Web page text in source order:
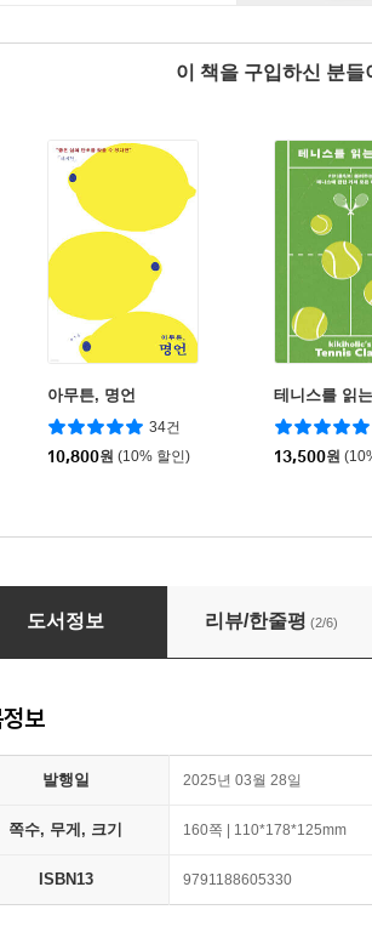
이 책을 구입하신 분
아무튼, 명언
34건
10,800원 (10% 할인)
테니스를 읽
13,500원
튼, 테니스
도서정보 리뷰/한줄평 (2/6)
보
발행일 2025년 03월 28일
쪽수, 무게, 크기 160쪽 | 110*178*125mm
ISBN13 9791188605330